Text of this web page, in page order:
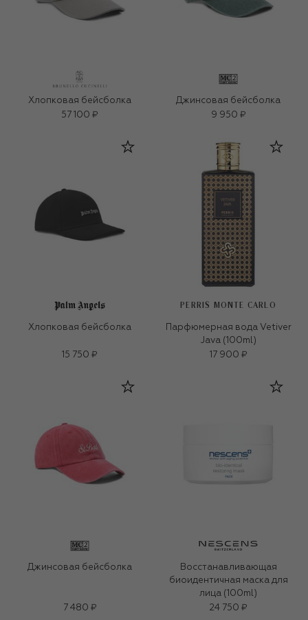
Хлопковая бейсболка
57 100 ₽
Джинсовая бейсболка
9 950 ₽
Хлопковая бейсболка
15 750 ₽
PERRIS MONTE CARLO
Парфюмерная вода Vetiver
Java (100ml)
17 900 ₽
Джинсовая бейсболка
7 480 ₽
Восстанавливающая
биоидентичная маска для
лица (100ml)
24 750 ₽